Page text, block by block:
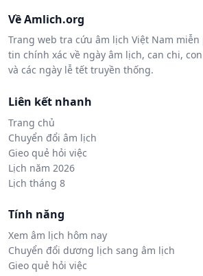
Về Amlich.org
Trang web tra cứu âm lịch Việt Nam
tin chính xác về ngày âm lịch, can chi,
và các ngày lễ tết truyền thống.
Liên kết nhanh
Trang chủ
Chuyển đổi âm lịch
Gieo quẻ hỏi việc
Lịch năm 2026
Lịch tháng 8
Tính năng
Xem âm lịch hôm nay
Chuyển đổi dương lịch sang âm lịch
Gieo quẻ hỏi việc